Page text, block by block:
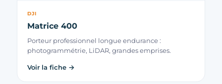
DJI
Matrice 400
Porteur professionnel longue endurance :
photogrammétrie, LiDAR, grandes emprises.
Voir la fiche →